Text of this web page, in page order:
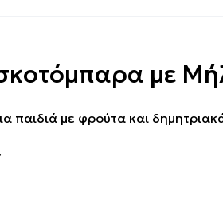
με
παιδιά με φρούτα και